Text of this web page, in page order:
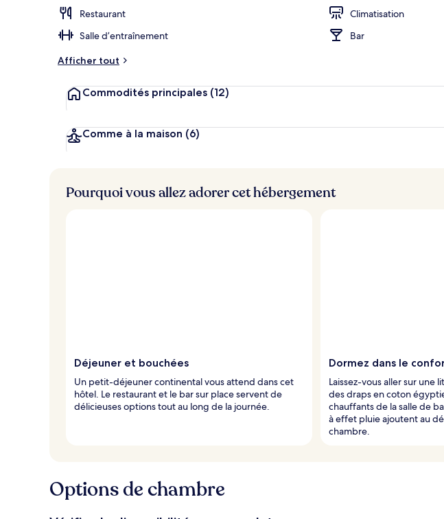
Restaurant
Climatisation
Salle d’entraînement
Bar
Afficher tout
Commodités principales (12)
Comme à la maison (6)
Pourquoi vous allez adorer cet hébergement
Déjeuner et bouchées
Un petit-déjeuner continental vous attend dans cet
hôtel. Le restaurant et le bar sur place servent de
délicieuses options tout au long de la journée.
Dormez dans le
Laissez-vous aller sur une
des draps en coton
chauffants de la salle de
à effet pluie ajoutent au
chambre.
Options de chambre